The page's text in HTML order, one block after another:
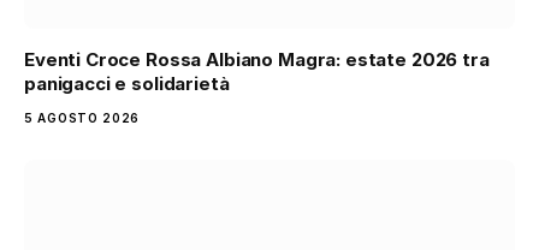
Eventi Croce Rossa Albiano Magra: estate 2026 tra
panigacci e solidarietà
5 AGOSTO 2026